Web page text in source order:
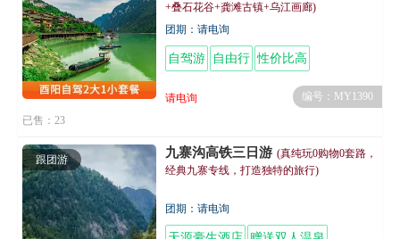
+叠石花谷+龚滩古镇+乌江画廊)
团期：请电询
自驾游 自由行 性价比高
请电询
编号：MY1390
已售：23
跟团游 九寨沟高铁三日游 (真纯玩0购物0套路，
经典九寨专线，打造独特的旅行)
团期：请电询